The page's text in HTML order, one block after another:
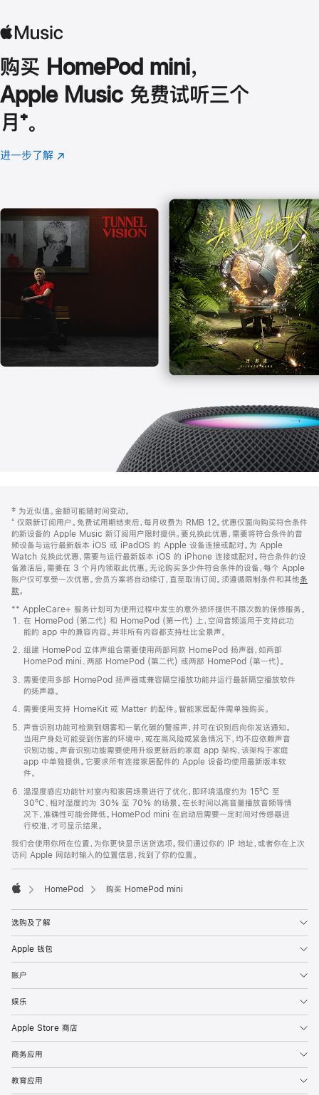
购买 HomePod mini，
Apple Music 免费试听三个
月 脚
注
⁺。
进一步了解 Apple
(在
口
中
打
开)
页
页
脚
注
‡ 为近似值。金额可能随时间变动。
⁺ 仅限新订阅用户。免费试用期结束后，每月收费为 RMB 12。优惠仅面向购买符合条件
的新设备的 Apple Music 新订阅用户限时提供。要兑换此优惠，需要将符合条件的音
频设备与运行最新版本 iOS 或 iPadOS 的 Apple 设备连接或配对。为 Apple
Watch 兑换此优惠，需要与运行最新版本 iOS 的 iPhone 连接或配对。符合条件的设
备激活后，需要在 3 个月内领取此优惠。无论购买多少件符合条件的设备，每个 Apple
账户仅可享受一次优惠。会员方案将自动续订，直至取消订阅。须遵循限制条件和其他条
款。
窗
口
中
打
开)
** AppleCare+ 服务计划可为使用过程中发生的意外损坏提供不限次数的保修服务。
在 HomePod (第二代) 和 HomePod (第一代) 上，空间音频适用于支持此功
能的 app 中的兼容内容。并非所有内容都支持杜比全景声。
组建 HomePod 立体声组合需要使用两部同款 HomePod 扬声器，如两部
HomePod mini、两部 HomePod (第二代) 或两部 HomePod (第一代)。
需要使用多部 HomePod 扬声器或兼容隔空播放功能并运行最新隔空播放软件
的扬声器。
需要使用支持 HomeKit 或 Matter 的配件。智能家居配件需单独购买。
声音识别功能可检测到烟雾和一氧化碳的警报声，并可在识别后向你发送通知。
当用户身处可能受到伤害的环境中，或在高风险或紧急情况下，均不应依赖声音
识别功能。声音识别功能需要使用升级更新后的家庭 app 架构，该架构于家庭
app 中单独提供。它要求所有连接家居配件的 Apple 设备均使用最新版本软
件。
温湿度感应功能针对室内和家居场景进行了优化，即环境温度约为 15ºC 至
30ºC、相对湿度约为 30% 至 70% 的场景。在长时间以高音量播放音频等情
况下，准确性可能会降低。HomePod mini 在启动后需要一定时间对传感器进
行校准，才可显示结果。
我们会使用你所在位置，为你更快显示送货选项。我们通过你的 IP 地址，或者你在上次
访问 Apple 网站时输入的位置信息，找到了你的位置。
HomePod 购买 HomePod mini
选购及了解
Apple 钱包
账户
娱乐
Apple Store 商店
商务应用
教育应用